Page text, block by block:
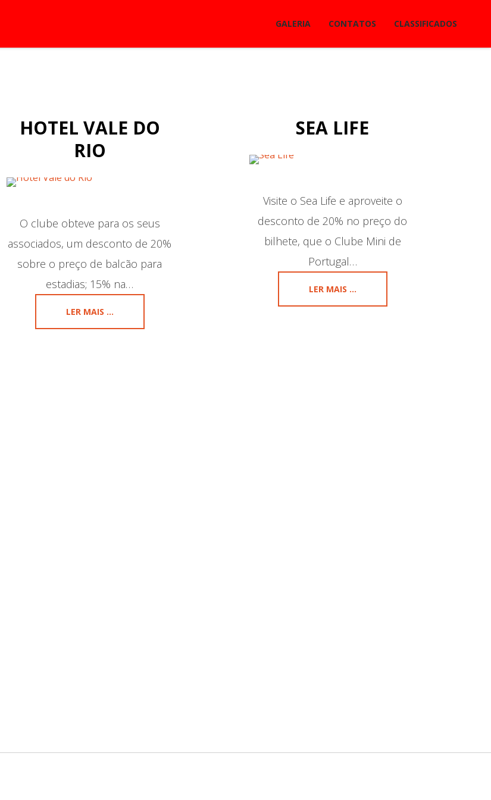
GALERIA CONTATOS CLASSIFICADOS
HOTEL VALE DO
RIO
O clube obteve para os seus
associados, um desconto de 20%
sobre o preço de balcão para
estadias; 15% na…
LER MAIS ...
SEA LIFE
Visite o Sea Life e aproveite o
desconto de 20% no preço do
bilhete, que o Clube Mini de
Portugal…
LER MAIS ...